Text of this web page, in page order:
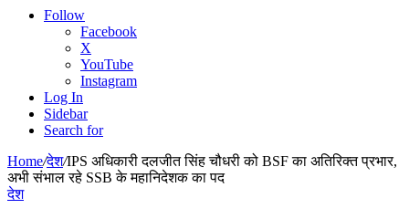
Follow
Facebook
X
YouTube
Instagram
Log In
Sidebar
Search for
Home/देश/IPS अधिकारी दलजीत सिंह चौधरी को BSF का अतिरिक्त प्रभार,
अभी संभाल रहे SSB के महानिदेशक का पद
देश